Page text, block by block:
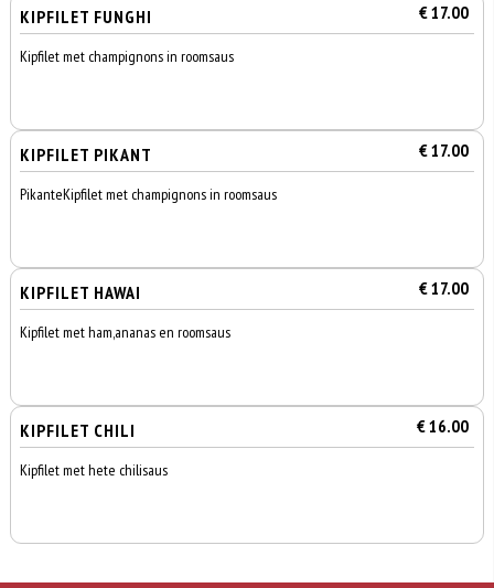
KIPFILET FUNGHI € 17.00
Kipfilet met champignons in roomsaus
KIPFILET PIKANT € 17.00
PikanteKipfilet met champignons in roomsaus
KIPFILET HAWAI € 17.00
Kipfilet met ham,ananas en roomsaus
KIPFILET CHILI € 16.00
Kipfilet met hete chilisaus